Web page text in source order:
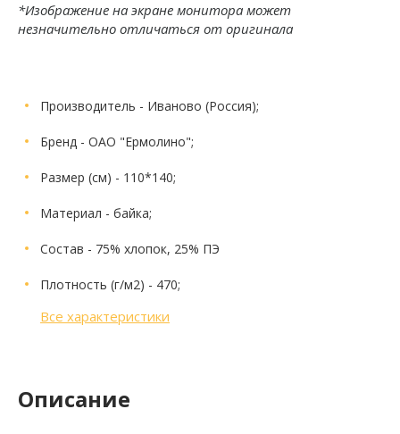
*Изображение на экране монитора может
незначительно отличаться от оригинала
Производитель - Иваново (Россия);
Бренд - ОАО "Ермолино";
Размер (см) - 110*140;
Материал - байка;
Состав - 75% хлопок, 25% ПЭ
Плотность (г/м2) - 470;
Все характеристики
Описание